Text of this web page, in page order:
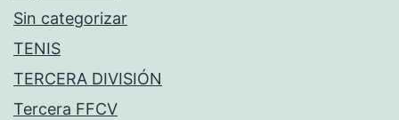
Sin categorizar
TENIS
TERCERA DIVISIÓN
Tercera FFCV